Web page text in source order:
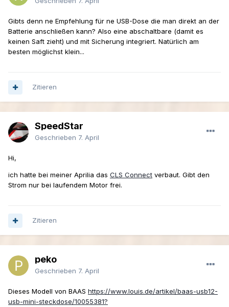
Gibts denn ne Empfehlung für ne USB-Dose die man direkt an der
Batterie anschließen kann? Also eine abschaltbare (damit es
keinen Saft zieht) und mit Sicherung integriert. Natürlich am
besten möglichst klein...
Zitieren
SpeedStar
Geschrieben 7. April
Hi,
ich hatte bei meiner Aprilia das CLS Connect verbaut. Gibt den
Strom nur bei laufendem Motor frei.
Zitieren
peko
Geschrieben 7. April
Dieses Modell von BAAS https://www.louis.de/artikel/baas-usb12-
usb-mini-steckdose/10055381?